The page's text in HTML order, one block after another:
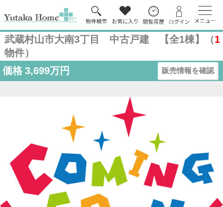
武蔵村山市大南3丁目 中古戸建 【全1棟】（1
物件）
価格 3,699万円 販売情報を確認